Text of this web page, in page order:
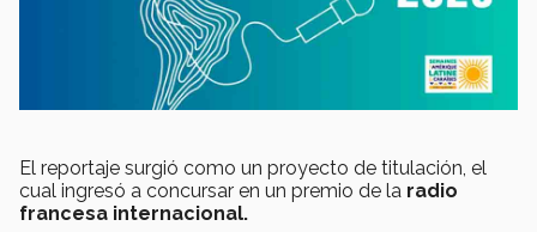
El reportaje surgió como un proyecto de titulación, el
cual ingresó a concursar en un premio de la radio
francesa internacional.